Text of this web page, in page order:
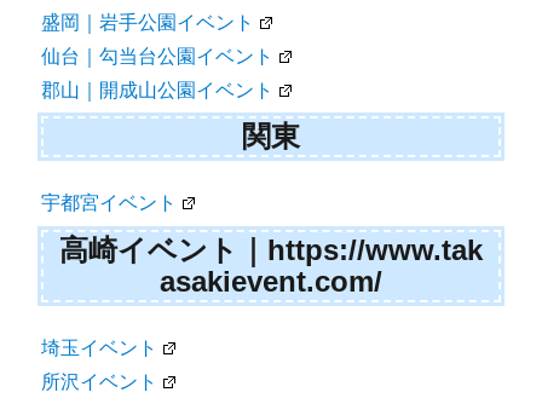
盛岡｜岩手公園イベント
仙台｜勾当台公園イベント
郡山｜開成山公園イベント
関東
宇都宮イベント
高崎イベント｜https://www.tak
asakievent.com/
埼玉イベント
所沢イベント